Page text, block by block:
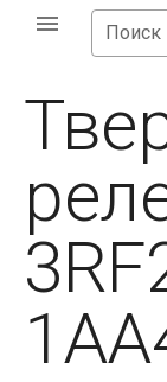
Поиск